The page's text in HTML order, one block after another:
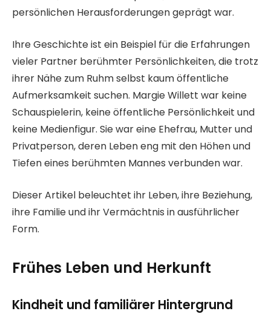
persönlichen Herausforderungen geprägt war.
Ihre Geschichte ist ein Beispiel für die Erfahrungen
vieler Partner berühmter Persönlichkeiten, die trotz
ihrer Nähe zum Ruhm selbst kaum öffentliche
Aufmerksamkeit suchen. Margie Willett war keine
Schauspielerin, keine öffentliche Persönlichkeit und
keine Medienfigur. Sie war eine Ehefrau, Mutter und
Privatperson, deren Leben eng mit den Höhen und
Tiefen eines berühmten Mannes verbunden war.
Dieser Artikel beleuchtet ihr Leben, ihre Beziehung,
ihre Familie und ihr Vermächtnis in ausführlicher
Form.
Frühes Leben und Herkunft
Kindheit und familiärer Hintergrund